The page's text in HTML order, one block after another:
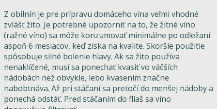
Z obilnín je pre prípravu domáceho vína veľmi vhodné
zvlášť žito. Je potrebné upozorniť na to, že žitné víno
(ražné víno) sa môže konzumovať minimálne po odležaní
aspoň 6 mesiacov, keď získa na kvalite. Skoršie použitie
spôsobuje silné bolenie hlavy. Ak sa žito používa
nenaklíčené, musí sa ponechať kvasiť vo väčších
nádobách než obvykle, lebo kvasením značne
nabobtnáva. Až pri stáčaní sa pretočí do menšej nádoby a
ponechá odstáť. Pred stáčaním do fliaš sa víno